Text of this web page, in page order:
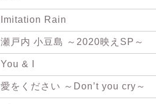
Imitation Rain
瀬戸内 小豆島 ～2020映えSP～
You & I
愛をください ～Don’t you cry～